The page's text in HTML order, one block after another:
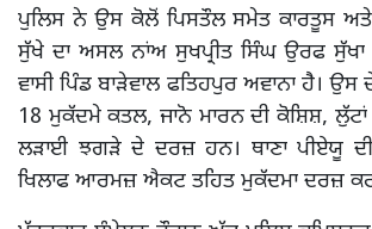
ਪੁਲਿਸ ਨੇ ਉਸ ਕੋਲੋਂ ਪਿਸਤੌਲ ਸਮੇਤ ਕਾਰਤੂਸ ਅਤੇ
ਸੁੱਖੇ ਦਾ ਅਸਲ ਨਾਂਅ ਸੁਖਪ੍ਰੀਤ ਸਿੰਘ ਉਰਫ
ਵਾਸੀ ਪਿੰਡ ਬਾੜੇਵਾਲ ਫਤਿਹਪੁਰ ਅਵਾਨਾ ਹੈ। ਉਸ
18 ਮੁਕੱਦਮੇ ਕਤਲ, ਜਾਨੋ ਮਾਰਨ ਦੀ ਕੋਸ਼ਿਸ਼,
ਲੜਾਈ ਝਗੜੇ ਦੇ ਦਰਜ਼ ਹਨ। ਥਾਣਾ ਪੀਏਯੂ
ਖਿਲਾਫ ਆਰਮਜ਼ ਐਕਟ ਤਹਿਤ ਮੁਕੱਦਮਾ ਦਰਜ਼